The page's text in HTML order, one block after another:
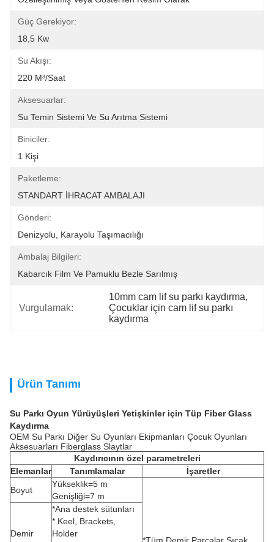
Güç Gerekiyor:
18,5 Kw
Su Akışı:
220 M³/saat
Aksesuarlar:
Su Temin Sistemi Ve Su Arıtma Sistemi
Biniciler:
1 Kişi
Paketleme:
STANDART İHRACAT AMBALAJI
Gönderi:
Denizyolu, Karayolu Taşımacılığı
Ambalaj Bilgileri:
Kabarcık Film Ve Pamuklu Bezle Sarılmış
Vurgulamak:
10mm cam lif su parkı kaydırma,
Çocuklar için cam lif su parkı
kaydırma
Ürün Tanımı
Su Parkı Oyun Yürüyüşleri Yetişkinler için Tüp Fiber Glass
Kaydırma
OEM Su Parkı Diğer Su Oyunları Ekipmanları Çocuk Oyunları
Aksesuarları Fiberglass Slaytlar
Kaydırıcının özel parametreleri
Elemanlar
Tanımlamalar
İşaretler
Boyut
Yükseklik=5 m
Genişliği=7 m
Demir
*Ana destek sütunları
* Keel, Brackets,
Holder